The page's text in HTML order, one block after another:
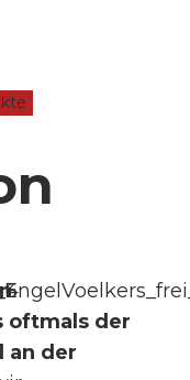
oftmals der
an der